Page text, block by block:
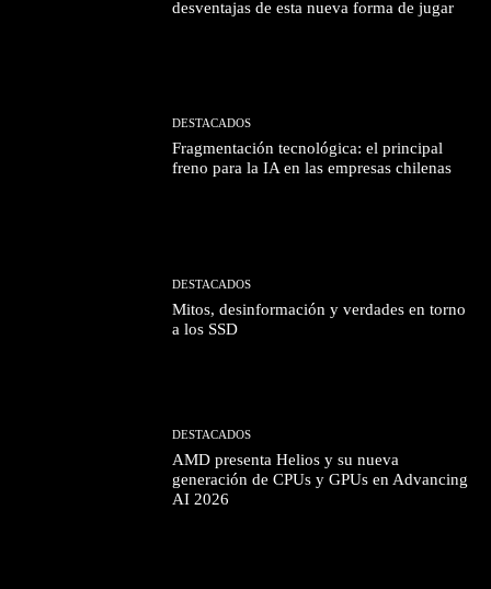
desventajas de esta nueva forma de jugar
DESTACADOS
Fragmentación tecnológica: el principal
freno para la IA en las empresas chilenas
DESTACADOS
Mitos, desinformación y verdades en torno
a los SSD
DESTACADOS
AMD presenta Helios y su nueva
generación de CPUs y GPUs en Advancing
AI 2026